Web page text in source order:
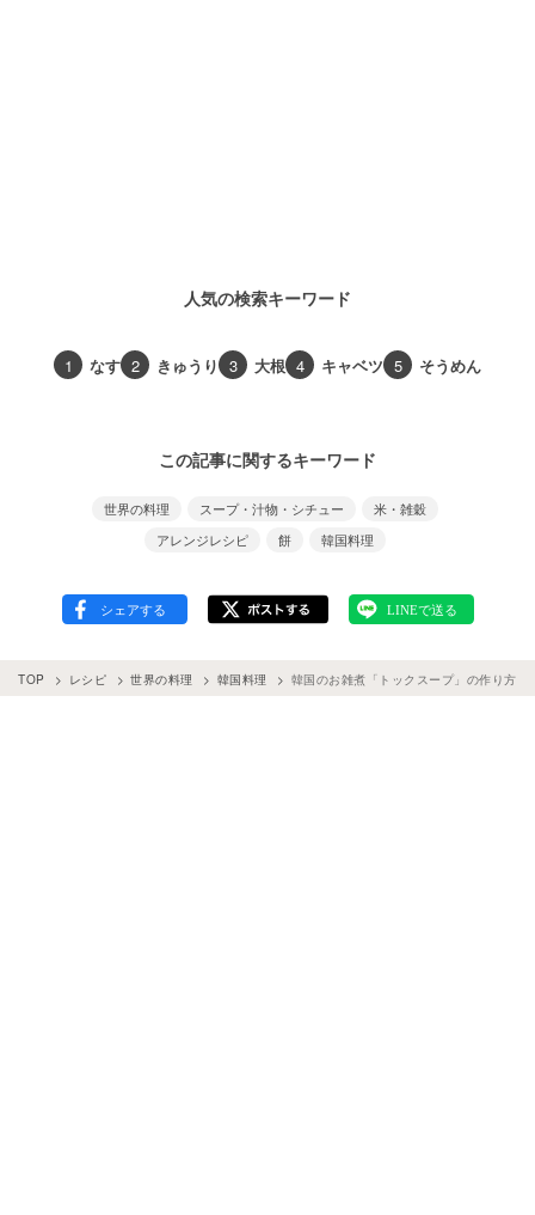
人気の検索キーワード
1 なす 2 きゅうり 3 大根 4 キャベツ 5 そうめん
この記事に関するキーワード
世界の料理 スープ・汁物・シチュー
米・雑穀
アレンジレシピ
餅 韓国料理
TOP レシピ 世界の料理 韓国料理 韓国のお雑煮「トックスープ」の作り方＆